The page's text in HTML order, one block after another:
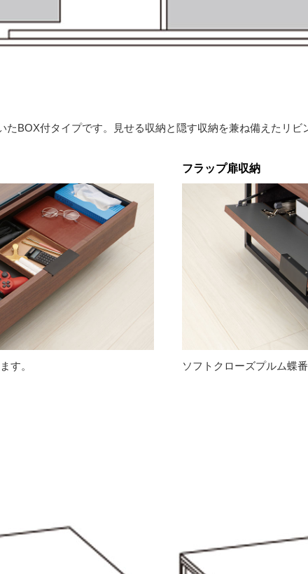
たBOX付タイプです。見せる収納と隠す収納を兼ね備えたリビ
す。
フラップ扉収納
ソフトクローズプルム蝶